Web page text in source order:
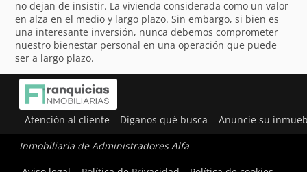
no dejan de insistir. La vivienda considerada como un valor
en alza en el medio y largo plazo. Sin embargo, si bien es
una interesante inversión, nunca debemos comprometer
nuestro bienestar personal en una operación que puede
ser a largo plazo.
Atención al cliente Díganos qué busca Anuncie su
Inmobiliaria de Administradores Alfa